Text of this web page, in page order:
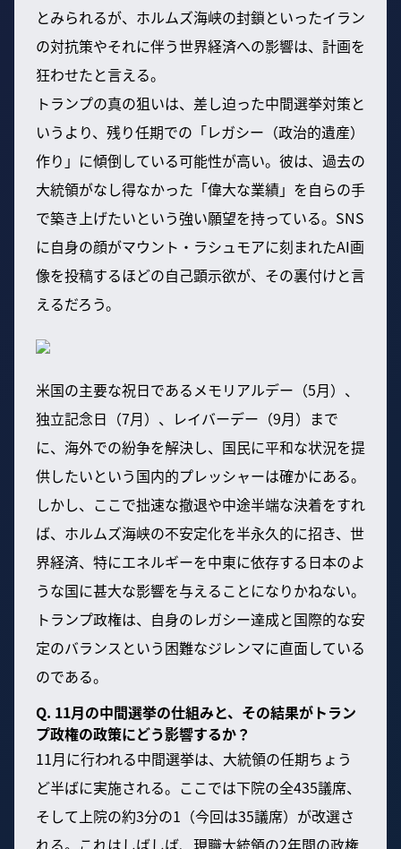
とみられるが、ホルムズ海峡の封鎖といったイラン
の対抗策やそれに伴う世界経済への影響は、計画を
狂わせたと言える。
トランプの真の狙いは、差し迫った中間選挙対策と
いうより、残り任期での「レガシー（政治的遺産）
作り」に傾倒している可能性が高い。彼は、過去の
大統領がなし得なかった「偉大な業績」を自らの手
で築き上げたいという強い願望を持っている。SNS
に自身の顔がマウント・ラシュモアに刻まれたAI画
像を投稿するほどの自己顕示欲が、その裏付けと言
えるだろう。
米国の主要な祝日であるメモリアルデー（5月）、
独立記念日（7月）、レイバーデー（9月）まで
に、海外での紛争を解決し、国民に平和な状況を提
供したいという国内的プレッシャーは確かにある。
しかし、ここで拙速な撤退や中途半端な決着をすれ
ば、ホルムズ海峡の不安定化を半永久的に招き、世
界経済、特にエネルギーを中東に依存する日本のよ
うな国に甚大な影響を与えることになりかねない。
トランプ政権は、自身のレガシー達成と国際的な安
定のバランスという困難なジレンマに直面している
のである。
Q. 11月の中間選挙の仕組みと、その結果がトラン
プ政権の政策にどう影響するか？
11月に行われる中間選挙は、大統領の任期ちょう
ど半ばに実施される。ここでは下院の全435議席、
そして上院の約3分の1（今回は35議席）が改選さ
れる。これはしばしば、現職大統領の2年間の政権